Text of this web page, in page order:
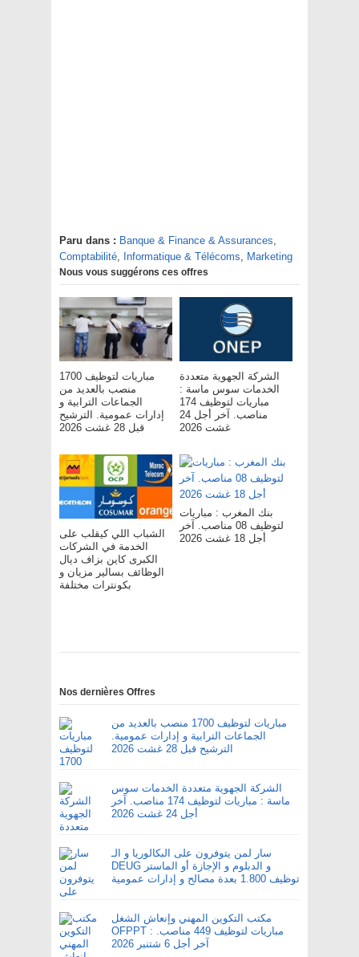
Paru dans : Banque & Finance & Assurances,
Comptabilité, Informatique & Télécoms, Marketing
Nous vous suggérons ces offres
مباريات لتوظيف 1700
منصب بالعديد من
الجماعات الترابية و
إدارات عمومية. الترشيح
قبل 28 غشت 2026
الشركة الجهوية متعددة
الخدمات سوس ماسة :
مباريات لتوظيف 174
مناصب. آخر أجل 24
غشت 2026
الشباب اللي كيقلب على
الخدمة في الشركات
الكبرى كاين بزاف ديال
الوظائف بسالير مزيان و
بكونترات مختلفة
بنك المغرب : مباريات
لتوظيف 08 مناصب. آخر
أجل 18 غشت 2026
Nos dernières Offres
مباريات لتوظيف 1700 منصب بالعديد من
الجماعات الترابية و إدارات عمومية.
الترشيح قبل 28 غشت 2026
الشركة الجهوية متعددة الخدمات سوس
ماسة : مباريات لتوظيف 174 مناصب. آخر
أجل 24 غشت 2026
سار لمن يتوفرون على البكالوريا و الـ
DEUG و الدبلوم و الإجازة أو الماستر
توظيف 1.800 بعدة مصالح و إدارات عمومية
مكتب التكوين المهني وإنعاش الشغل
OFPPT : مباريات لتوظيف 449 مناصب.
آخر أجل 6 شتنبر 2026